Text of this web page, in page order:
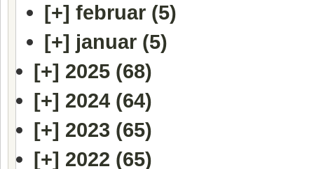
[+] februar (5)
[+] januar (5)
[+] 2025 (68)
[+] 2024 (64)
[+] 2023 (65)
[+] 2022 (65)